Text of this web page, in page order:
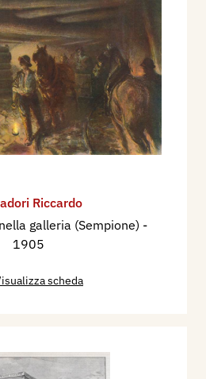
Riccardo
galleria (Sempione) -
1905
scheda